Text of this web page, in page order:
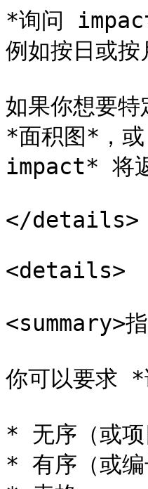
*询问
例如按日或按
如果你想要
*面积图*，
impact* 将返
</details>
<details>
<summary>
你可以要求
* 无序（或项
* 有序（或编